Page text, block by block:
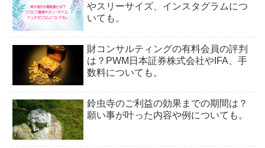
やスリーサイズ、インスタグラムにつ
いても。
財コンサルティングの有料会員の評判
は？PWM日本証券株式会社やIFA、手
数料についても。
鈴虫寺のご利益の効果までの期間は？
願い事が叶った内容や例についても。